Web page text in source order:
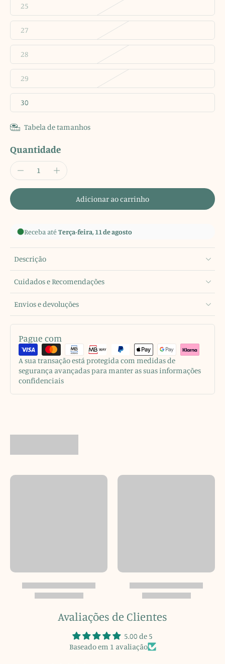
25
27
28
29
30
Tabela de tamanhos
Quantidade
Adicionar ao carrinho
Receba atéTerça-feira, 11 de agosto
Descrição
Cuidados e Recomendações
Envios e devoluções
Pague com
A sua transação está protegida com medidas de
segurança avançadas para manter as suas informações
confidenciais
Avaliações de Clientes
5.00 de 5
Baseado em 1 avaliação